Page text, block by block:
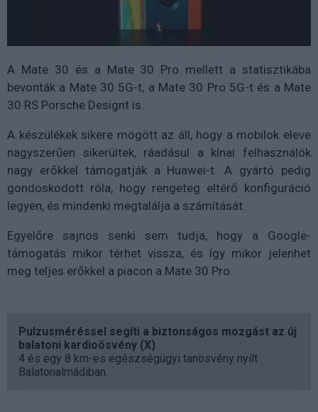
A Mate 30 és a Mate 30 Pro mellett a statisztikába
bevonták a Mate 30 5G-t, a Mate 30 Pro 5G-t és a Mate
30 RS Porsche Designt is.
A készülékek sikere mögött az áll, hogy a mobilok eleve
nagyszerűen sikerültek, ráadásul a kínai felhasználók
nagy erőkkel támogatják a Huawei-t. A gyártó pedig
gondoskodott róla, hogy rengeteg eltérő konfiguráció
legyen, és mindenki megtalálja a számítását.
Egyelőre sajnos senki sem tudja, hogy a Google-
támogatás mikor térhet vissza, és így mikor jelenhet
meg teljes erőkkel a piacon a Mate 30 Pro.
Pulzusméréssel segíti a biztonságos mozgást az új
balatoni kardioösvény (X)
4 és egy 8 km-es egészségügyi tanösvény nyílt
Balatonalmádiban.